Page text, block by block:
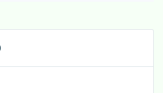
als verbinding tussen de
de kinderen, een deel van de
van de
van bloemen maakt dit
in de aula.